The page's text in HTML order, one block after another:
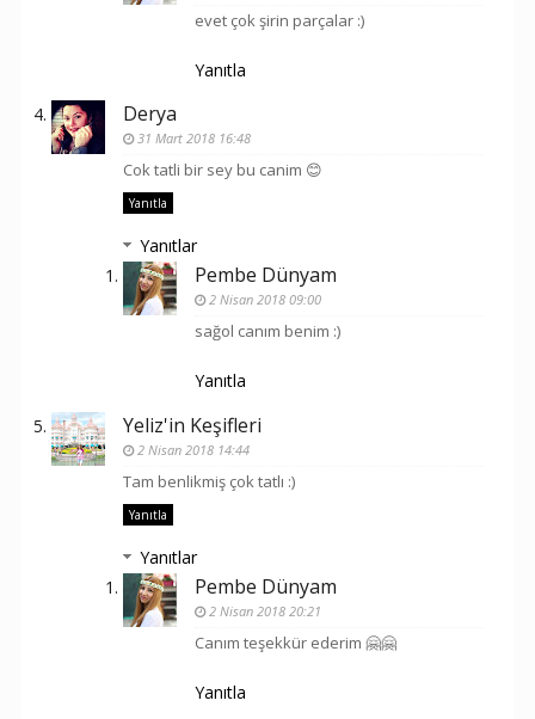
evet çok şirin parçalar :)
Yanıtla
Derya
31 Mart 2018 16:48
Cok tatli bir sey bu canim 😊
Yanıtla
Yanıtlar
Pembe Dünyam
2 Nisan 2018 09:00
sağol canım benim :)
Yanıtla
Yeliz'in Keşifleri
2 Nisan 2018 14:44
Tam benlikmiş çok tatlı :)
Yanıtla
Yanıtlar
Pembe Dünyam
2 Nisan 2018 20:21
Canım teşekkür ederim 🤗🤗
Yanıtla